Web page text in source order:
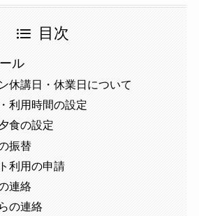
目次
ル
休講日・休業日について
利用時間の設定
食の設定
振替
利用の申請
連絡
の連絡